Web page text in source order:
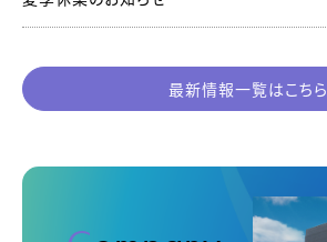
最新情報一覧はこちら